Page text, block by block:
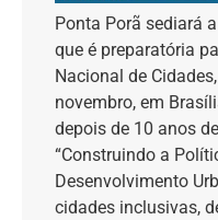
Ponta Porã sediará
que é preparatória
Nacional de
novembro, em
depois de 10 anos
“Construindo a
Desenvolvimento
cidades inclusivas,